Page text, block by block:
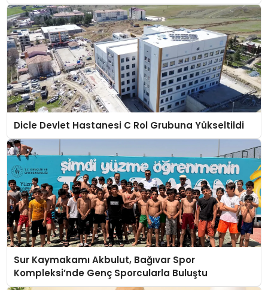
Dicle Devlet Hastanesi C Rol Grubuna Yükseltildi
Sur Kaymakamı Akbulut, Bağıvar Spor
Kompleksi’nde Genç Sporcularla Buluştu